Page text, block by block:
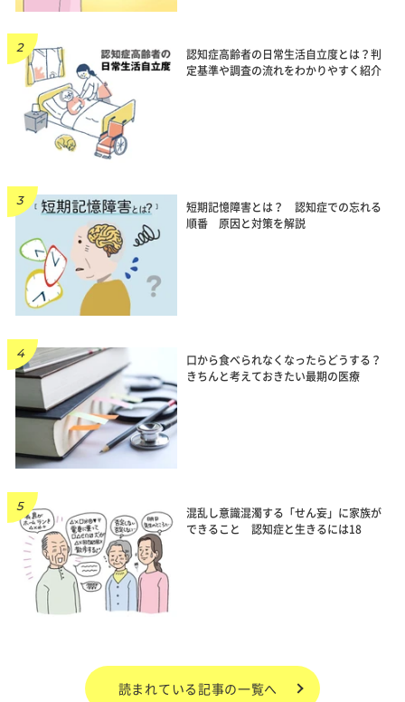
認知症高齢者の日常生活自立度とは？判
定基準や調査の流れをわかりやすく紹介
短期記憶障害とは？ 認知症での忘れる
順番 原因と対策を解説
口から食べられなくなったらどうする？
きちんと考えておきたい最期の医療
混乱し意識混濁する「せん妄」に家族が
できること 認知症と生きるには18
読まれている記事の一覧へ